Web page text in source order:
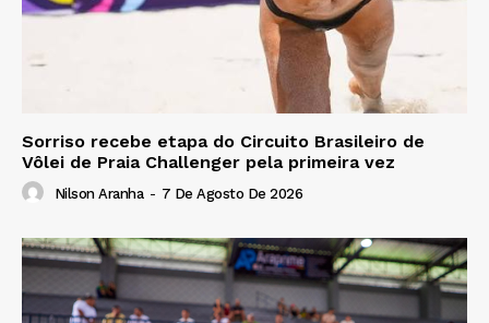
Sorriso recebe etapa do Circuito Brasileiro de
Vôlei de Praia Challenger pela primeira vez
Nilson Aranha - 7 De Agosto De 2026